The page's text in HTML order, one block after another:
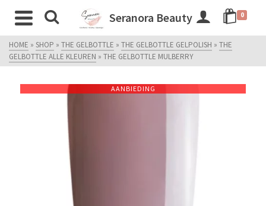
Seranora Beauty 0
HOME » SHOP » THE GELBOTTLE » THE GELBOTTLE GELPOLISH » THE
GELBOTTLE ALLE KLEUREN » THE GELBOTTLE MULBERRY
AANBIEDING